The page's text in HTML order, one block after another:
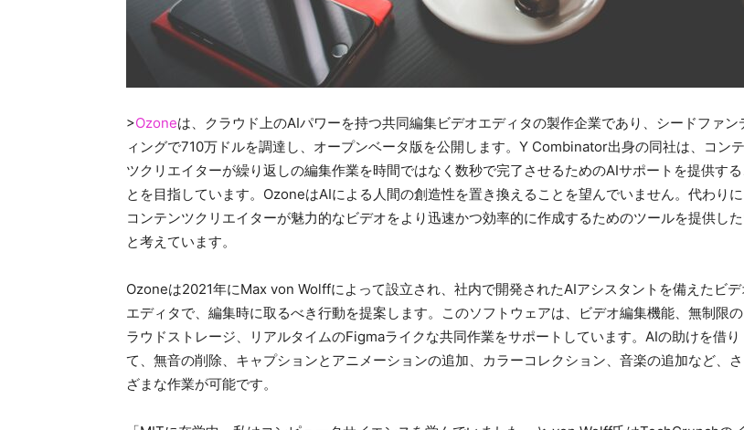
>Ozoneは、クラウド上のAIパワーを持つ共同編集ビデオエディタの製作企業であり、シードファン
ィングで710万ドルを調達し、オープンベータ版を公開します。Y Combinator出身の同社は、コン
ツクリエイターが繰り返しの編集作業を時間ではなく数秒で完了させるためのAIサポートを提供する
とを目指しています。OzoneはAIによる人間の創造性を置き換えることを望んでいません。代わりに
コンテンツクリエイターが魅力的なビデオをより迅速かつ効率的に作成するためのツールを提供し
と考えています。
Ozoneは2021年にMax von Wolffによって設立され、社内で開発されたAIアシスタントを備えたビデ
エディタで、編集時に取るべき行動を提案します。このソフトウェアは、ビデオ編集機能、無制限
ラウドストレージ、リアルタイムのFigmaライクな共同作業をサポートしています。AIの助けを借り
て、無音の削除、キャプションとアニメーションの追加、カラーコレクション、音楽の追加など、さ
ざまな作業が可能です。